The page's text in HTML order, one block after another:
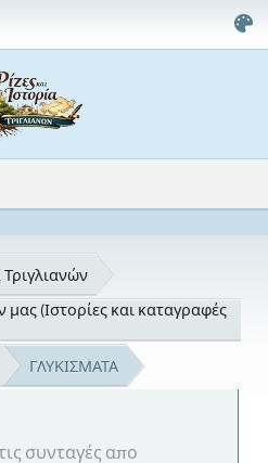
Τριγλιανών
(Ιστορίες και καταγραφές
ΓΛΥΚΙΣΜΑΤΑ
συνταγές απο